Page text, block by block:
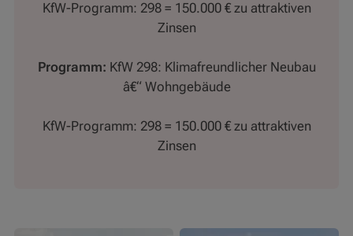
KfW-Programm: 298 = 150.000 € zu attraktiven
Zinsen
Programm: KfW 298: Klimafreundlicher Neubau
â€“ Wohngebäude
KfW-Programm: 298 = 150.000 € zu attraktiven
Zinsen